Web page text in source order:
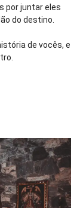
por juntar eles
do destino.
de vocês, e